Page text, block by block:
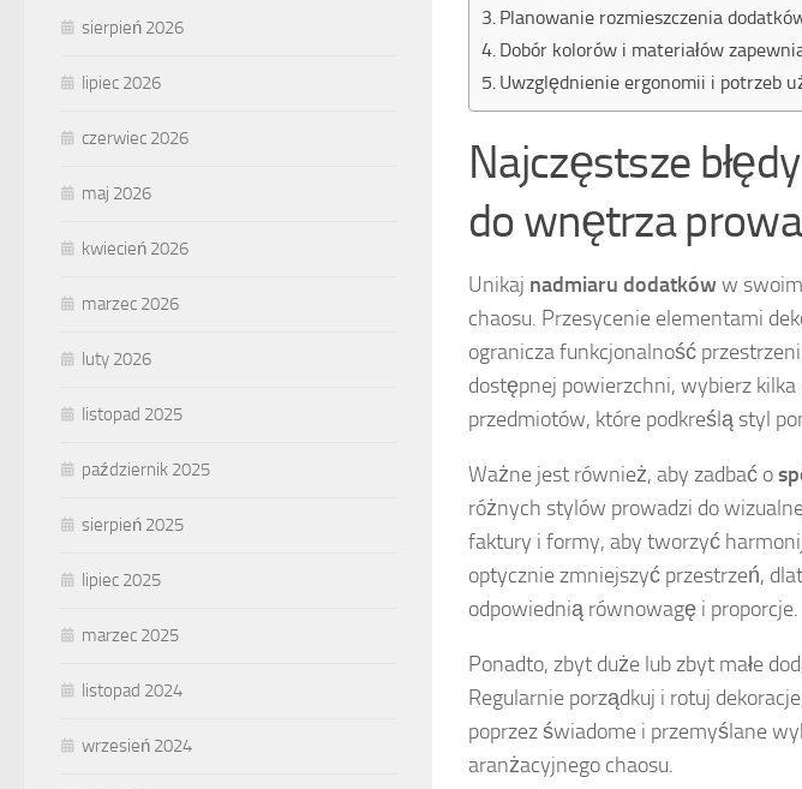
Planowanie rozmieszczenia
Dobór kolorów i materiałów
Uwzględnienie ergonomii i potrzeb
Najczęstsze
do wnętrza
Unikaj nadmiaru dodatkóww
chaosu. Przesycenie elementami
ogranicza funkcjonalność
dostępnej powierzchni, wybierz
przedmiotów, które podkreślą styl
Ważne jest również, aby zadbać o
różnych stylów prowadzi do
faktury i formy, aby tworzyć
optycznie zmniejszyć przestrzeń,
odpowiednią równowagę i proporcje.
Ponadto, zbyt duże lub zbyt małe
Regularnie porządkuj i rotuj
poprzez świadome i przemyślane
aranżacyjnego chaosu.
sierpień 2026
lipiec 2026
czerwiec 2026
maj 2026
kwiecień 2026
marzec 2026
luty 2026
listopad 2025
październik 2025
sierpień 2025
lipiec 2025
marzec 2025
listopad 2024
wrzesień 2024